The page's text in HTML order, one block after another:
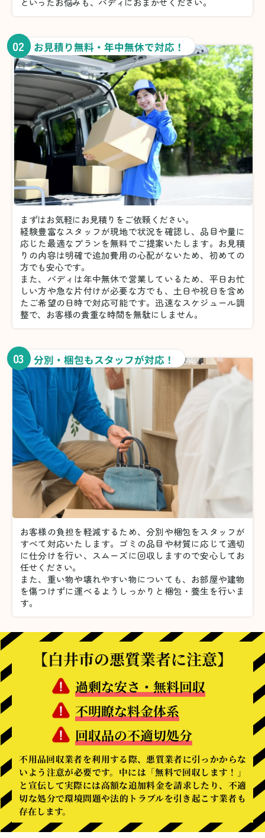
02 お見積り無料・年中無休で対応！
まずはお気軽にお見積りをご依頼ください。
経験豊富なスタッフが現地で状況を確認し、品目や量に
応じた最適なプランを無料でご提案いたします。お見積
りの内容は明確で追加費用の心配がないため、初めての
方でも安心です。
また、バディは年中無休で営業しているため、平日お忙
しい方や急な片付けが必要な方でも、土日や祝日を含め
たご希望の日時で対応可能です。迅速なスケジュール調
整で、お客様の貴重な時間を無駄にしません。
03 分別・梱包もスタッフが対応！
お客様の負担を軽減するため、分別や梱包をスタッフが
すべて対応いたします。 ゴミの品目や材質に応じて適切
に仕分けを行い、スムーズに回収しますので安心してお
任せください。
また、重い物や壊れやすい物についても、お部屋や建物
を傷つけずに運べるようしっかりと梱包・養生を行いま
す。
【白井市の悪質業者に注意】
過剰な安さ・無料回収
不明瞭な料金体系
回収品の不適切処分
不用品回収業者を利用する際、悪質業者に引っかからな
いよう注意が必要です。中には「無料で回収します！」
と宣伝して実際には高額な追加料金を請求したり、不適
切な処分で環境問題や法的トラブルを引き起こす業者も
存在します。